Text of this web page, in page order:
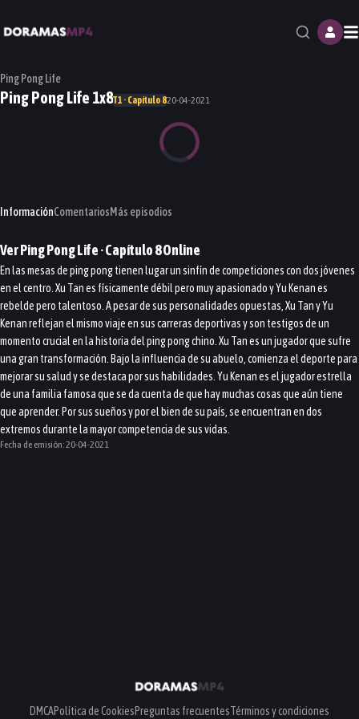
Ping Pong Life
Ping Pong Life 1x8T1 · Capítulo 820-04-2021
InformaciónComentariosMás episodios
VerPing Pong Life· Capítulo8Online
En las mesas de ping pong tienen lugar un sinfín de competiciones con dos jóvenes
en el centro. Xu Tan es físicamente débil pero muy apasionado y Yu Kenan es
rebelde pero talentoso. A pesar de sus personalidades opuestas, Xu Tan y Yu
Kenan reflejan el mismo viaje en sus carreras deportivas y son testigos de un
momento crucial en la historia del ping pong chino. Xu Tan es un jugador que sufre
una gran transformación. Bajo la influencia de su abuelo, comienza el deporte para
mejorar su salud y se destaca por sus habilidades. Yu Kenan es el jugador estrella
de una familia famosa que se da cuenta de que hay muchas cosas que aún tiene
que aprender. Por sus sueños y por el bien de su país, se encuentran en dos
extremos durante la mayor competencia de sus vidas.
Fecha de emisión:20-04-2021
DMCAPolítica de CookiesPreguntas frecuentesTérminos y condiciones